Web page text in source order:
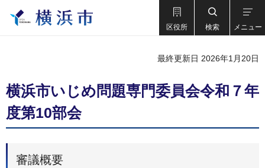
区役所 検索 メニュー
最終更新日 2026年1月20日
横浜市いじめ問題専門委員会令和７年
度第10部会
審議概要